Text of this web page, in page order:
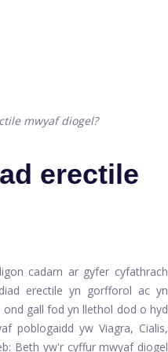
mwyaf diogel?
erectile
cadarn ar gyfer cyfathrach
erectile yn gorfforol ac yn
gall fod yn llethol dod o hyd
poblogaidd yw Viagra, Cialis,
Beth yw'r cyffur mwyaf diogel